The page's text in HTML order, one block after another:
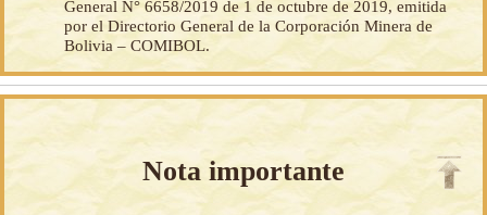
General N° 6658/2019 de 1 de octubre de 2019, emitida
por el Directorio General de la Corporación Minera de
Bolivia – COMIBOL.
Nota importante